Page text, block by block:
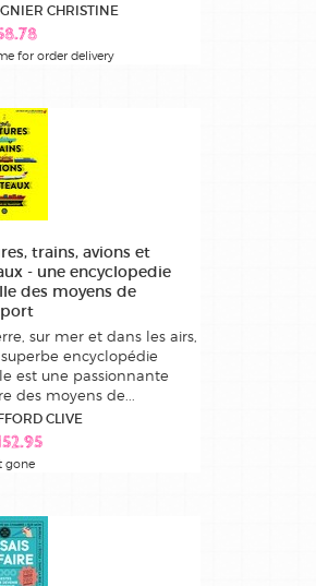
CHRISTINE
for order delivery
trains, avions et
- une encyclopedie
des moyens de
sur mer et dans les airs,
encyclopédie
est une passionnante
des moyens de...
CLIVE
gone